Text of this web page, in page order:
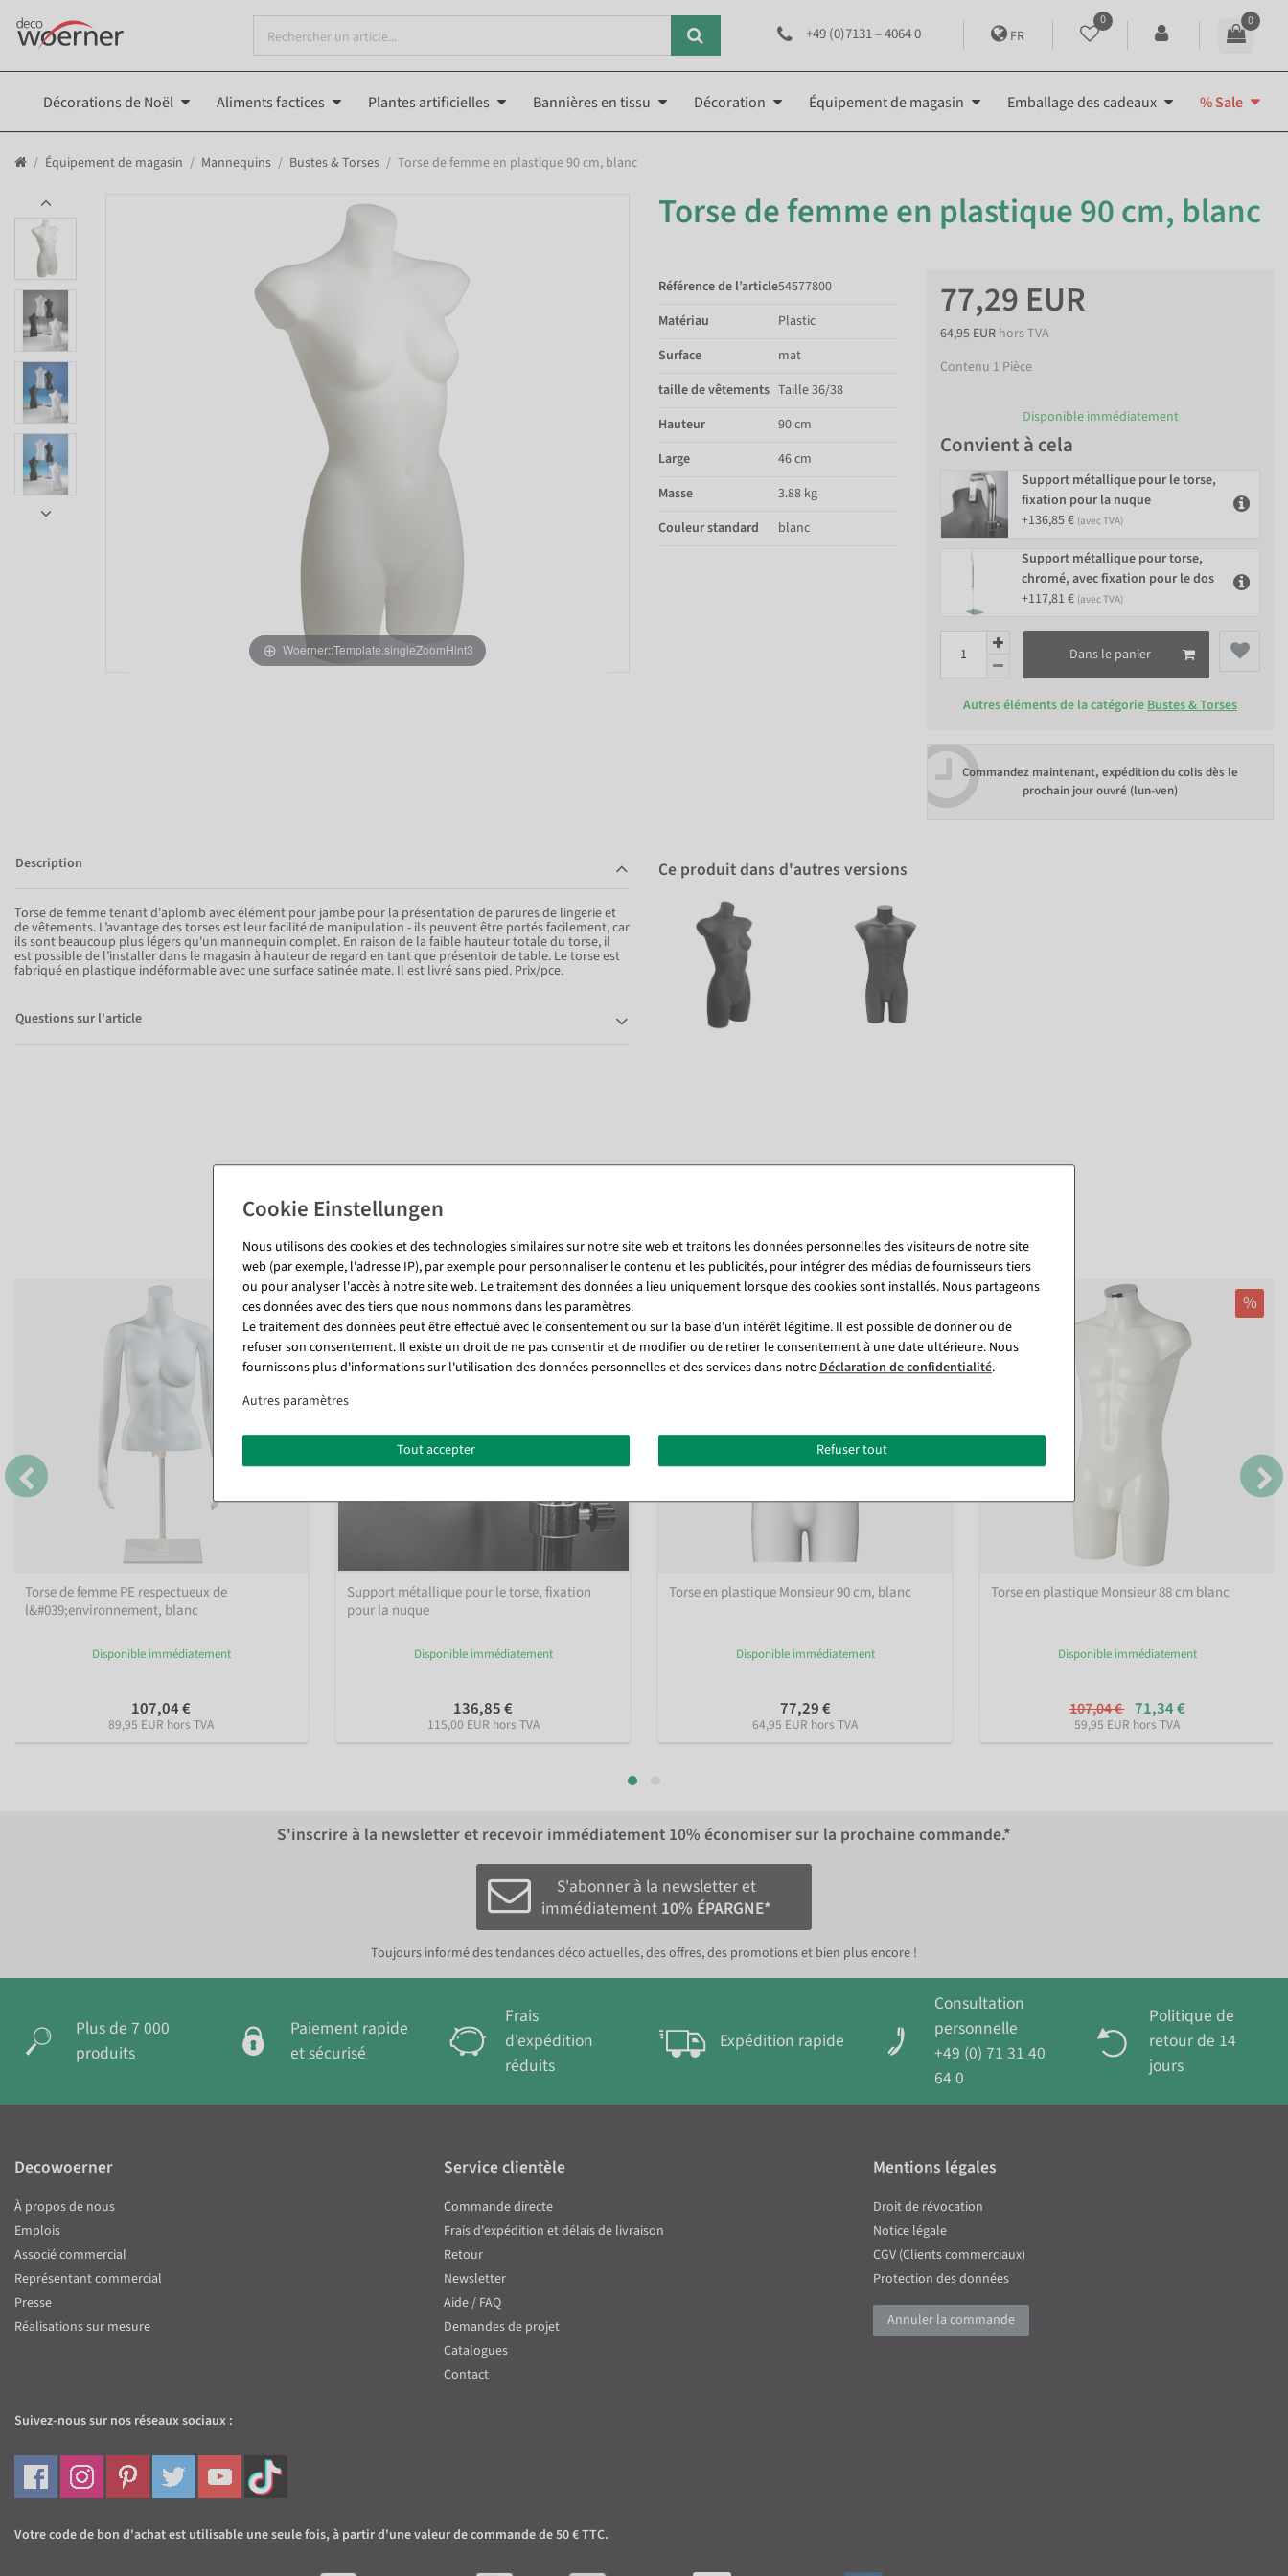
+49 (0)7131 – 4064 0 FR
0 0
Décorations de Noël Aliments factices Plantes artificielles Bannières en tissu Décoration Équipement de magasin Emballage des cadeaux % Sale
Équipement de magasin Mannequins Bustes & Torses Torse de femme en plastique 90 cm, blanc
Item 1 of
10
Woerner::Template.singleZoomHint3
Torse de femme en plastique 90 cm, blanc
77,29 EUR
64,95 EUR hors TVA
Contenu 1 Pièce
Disponible immédiatement
Convient à cela
Support métallique pour le torse,
fixation pour la nuque
+136,85 € (avec TVA)
Support métallique pour torse,
chromé, avec fixation pour le dos
+117,81 € (avec TVA)
Dans le panier
Autres éléments de la catégorieBustes & Torses
Commandez maintenant, expédition du colis dès le
prochain jour ouvré (lun-ven)
Référence de l’article54577800
Matériau
Plastic
Surface
mat
taille de vêtements Taille 36/38
Hauteur
90 cm
Large
46 cm
Masse
3.88 kg
Couleur standard
blanc
Description
Torse de femme tenant d'aplomb avec élément pour jambe pour la présentation de parures de lingerie et
de vêtements. L’avantage des torses est leur facilité de manipulation - ils peuvent être portés facilement, car
ils sont beaucoup plus légers qu'un mannequin complet. En raison de la faible hauteur totale du torse, il
est possible de l’installer dans le magasin à hauteur de regard en tant que présentoir de table. Le torse est
fabriqué en plastique indéformable avec une surface satinée mate. Il est livré sans pied. Prix/pce.
Questions sur l'article
Ce produit dans d'autres versions
Vous pourriez aussi aimer (8)
Torse de femme PE respectueux de
l&#039;environnement, blanc
Disponible immédiatement
107,04 €
89,95 EUR hors TVA
Support métallique pour le torse, fixation
pour la nuque
Disponible immédiatement
136,85 €
115,00 EUR hors TVA
Torse en plastique Monsieur 90 cm, blanc
Disponible immédiatement
77,29 €
64,95 EUR hors TVA
%
Torse en plastique Monsieur 88 cm blanc
Disponible immédiatement
107,04 € 71,34 €
59,95 EUR hors TVA
S'inscrire à la newsletter et recevoir immédiatement 10% économiser sur la prochaine commande.*
S'abonner à la newsletter et
immédiatement 10% ÉPARGNE*
Toujours informé des tendances déco actuelles, des offres, des promotions et bien plus encore !
Plus de 7 000
produits
Paiement rapide
et sécurisé
Frais
d'expédition
réduits
Expédition rapide
Consultation
personnelle
+49 (0) 71 31 40
64 0
Politique de
retour de 14
jours
Nous utilisons des cookies et des technologies similaires sur notre site web et traitons les données personnelles des visiteurs de notre site
web (par exemple, l'adresse IP), par exemple pour personnaliser le contenu et les publicités, pour intégrer des médias de fournisseurs tiers
ou pour analyser l'accès à notre site web. Le traitement des données a lieu uniquement lorsque des cookies sont installés. Nous partageons
ces données avec des tiers que nous nommons dans les paramètres.
Le traitement des données peut être effectué avec le consentement ou sur la base d'un intérêt légitime. Il est possible de donner ou de
refuser son consentement. Il existe un droit de ne pas consentir et de modifier ou de retirer le consentement à une date ultérieure. Nous
fournissons plus d'informations sur l'utilisation des données personnelles et des services dans notre Déclaration de confidentialité.
Autres paramètres
Tout accepter Refuser tout
Decowoerner
À propos de nous
Emplois
Associé commercial
Représentant commercial
Presse
Réalisations sur mesure
Service clientèle
Commande directe
Frais d'expédition et délais de livraison
Retour
Newsletter
Aide / FAQ
Demandes de projet
Catalogues
Contact
Mentions légales
Droit de révocation
Notice légale
CGV (Clients commerciaux)
Protection des données
Annuler la commande
Suivez-nous sur nos réseaux sociaux :
Votre code de bon d'achat est utilisable une seule fois, à partir d'une valeur de commande de 50 € TTC.